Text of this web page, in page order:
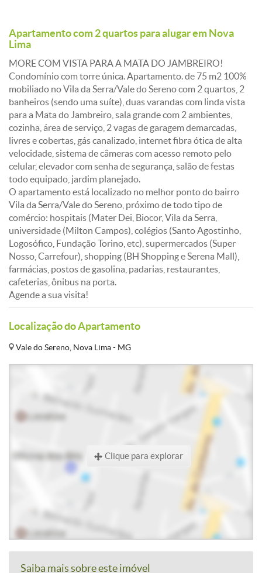
Apartamento com 2 quartos para alugar em Nova
Lima
MORE COM VISTA PARA A MATA DO JAMBREIRO!
Condomínio com torre única. Apartamento. de 75 m2 100%
mobiliado no Vila da Serra/Vale do Sereno com 2 quartos, 2
banheiros (sendo uma suíte), duas varandas com linda vista
para a Mata do Jambreiro, sala grande com 2 ambientes,
cozinha, área de serviço, 2 vagas de garagem demarcadas,
livres e cobertas, gás canalizado, internet fibra ótica de alta
velocidade, sistema de câmeras com acesso remoto pelo
celular, elevador com senha de segurança, salão de festas
todo equipado, jardim planejado.
O apartamento está localizado no melhor ponto do bairro
Vila da Serra/Vale do Sereno, próximo de todo tipo de
comércio: hospitais (Mater Dei, Biocor, Vila da Serra,
universidade (Milton Campos), colégios (Santo Agostinho,
Logosófico, Fundação Torino, etc), supermercados (Super
Nosso, Carrefour), shopping (BH Shopping e Serena Mall),
farmácias, postos de gasolina, padarias, restaurantes,
cafeterias, ônibus na porta.
Agende a sua visita!
Localização do Apartamento
Vale do Sereno, Nova Lima - MG
Clique para explorar
Saiba mais sobre este imóvel